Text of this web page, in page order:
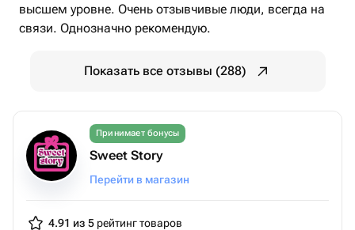
высшем уровне. Очень отзывчивые люди, всегда на
связи. Однозначно рекомендую.
Показать все отзывы (288)
Принимает бонусы
Sweet Story
Перейти в магазин
4.91 из 5 рейтинг товаров